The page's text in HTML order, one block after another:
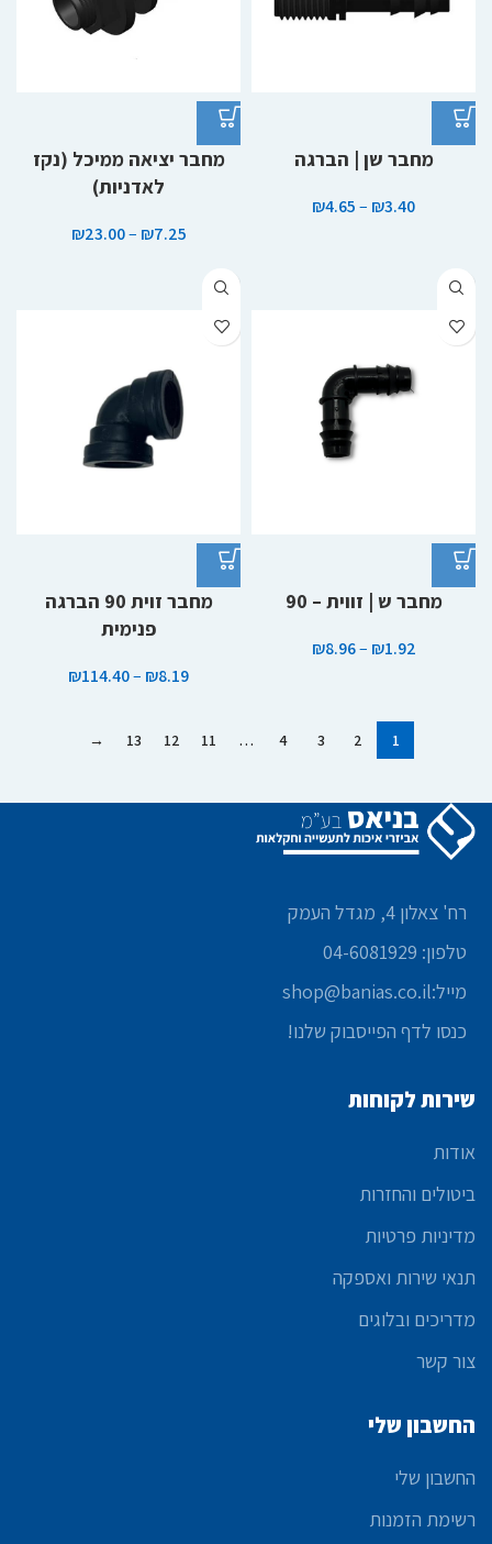
מחבר שן | הברגה
₪3.40
–
₪4.65
מחבר יציאה ממיכל (נקז
לאדניות)
₪7.25
–
₪23.00
מחבר ש | זווית – 90
₪1.92
–
₪8.96
מחבר זוית 90 הברגה
פנימית
₪8.19
–
₪114.40
1
2
3
4
…
11
12
13
→
רח' צאלון 4, מגדל העמק
טלפון: 04-6081929
מייל:shop@banias.co.il
כנסו לדף הפייסבוק שלנו!
שירות לקוחות
אודות
ביטולים והחזרות
מדיניות פרטיות
תנאי שירות ואספקה
מדריכים ובלוגים
צור קשר
החשבון שלי
החשבון שלי
רשימת הזמנות